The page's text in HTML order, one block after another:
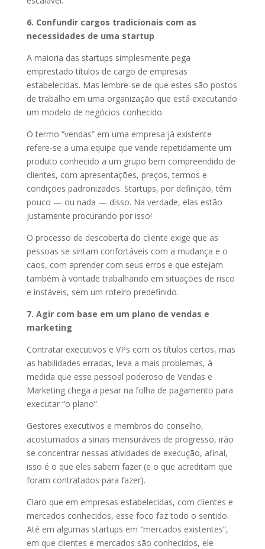
6. Confundir cargos tradicionais com as
necessidades de uma startup
A maioria das startups simplesmente pega
emprestado títulos de cargo de empresas
estabelecidas. Mas lembre-se de que estes são postos
de trabalho em uma organização que está executando
um modelo de negócios conhecido.
O termo “vendas” em uma empresa já existente
refere-se a uma equipe que vende repetidamente um
produto conhecido a um grupo bem compreendido de
clientes, com apresentações, preços, termos e
condições padronizados. Startups, por definição, têm
pouco — ou nada — disso. Na verdade, elas estão
justamente procurando por isso!
O processo de descoberta do cliente exige que as
pessoas se sintam confortáveis ​​com a mudança e o
caos, com aprender com seus erros e que estejam
também à vontade trabalhando em situações de risco
e instáveis, sem um roteiro predefinido.
7. Agir com base em um plano de vendas e
marketing
Contratar executivos e VPs com os títulos certos, mas
as habilidades erradas, leva a mais problemas, à
medida que esse pessoal poderoso de Vendas e
Marketing chega a pesar na folha de pagamento para
executar “o plano”.
Gestores executivos e membros do conselho,
acostumados a sinais mensuráveis ​​de progresso, irão
se concentrar nessas atividades de execução, afinal,
isso é o que eles sabem fazer (e o que acreditam que
foram contratados para fazer).
Claro que em empresas estabelecidas, com clientes e
mercados conhecidos, esse foco faz todo o sentido.
Até em algumas startups em “mercados existentes”,
em que clientes e mercados são conhecidos, ele